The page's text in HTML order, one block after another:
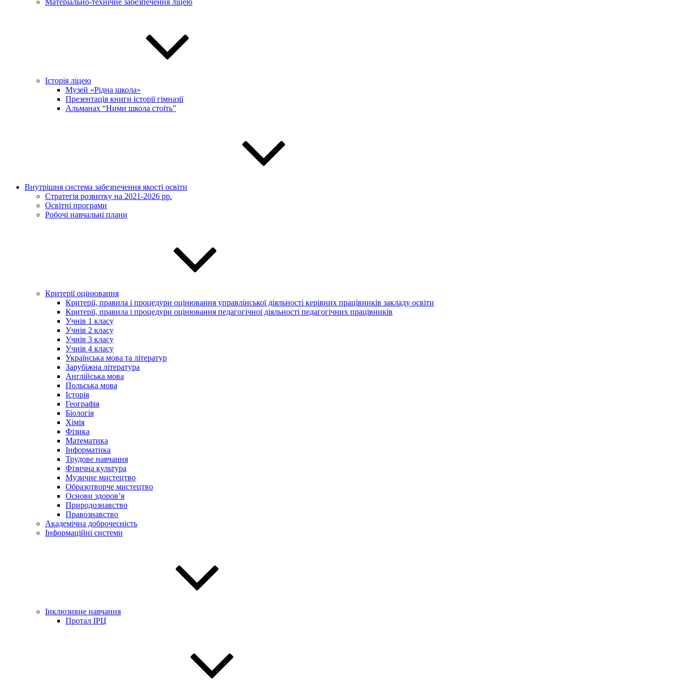
Матеріально-технічне забезпечення ліцею
Історія ліцею
Музей «Рідна школа»
Презентація книги історії гімназії
Альманах “Ними школа стоїть”
Внутрішня система забезпечення якості освіти
Стратегія розвитку на 2021-2026 рр.
Освітні програми
Робочі навчальні плани
Критерії оцінювання
Критерії, правила і процедури оцінювання управлінської діяльності керівних працівників закладу освіти
Критерії, правила і процедури оцінювання педагогічної діяльності педагогічних працівників
Учнів 1 класу
Учнів 2 класу
Учнів 3 класу
Учнів 4 класу
Українська мова та літератур
Зарубіжна література
Англійська мова
Польська мова
Історія
Географія
Біологія
Хімія
Фізика
Математика
Інформатика
Трудове навчання
Фізична культура
Музичне мистецтво
Образотворче мистецтво
Основи здоров’я
Природознавство
Правознавство
Академічна доброчесність
Інформаційні системи
Інклюзивне навчання
Протал ІРЦ